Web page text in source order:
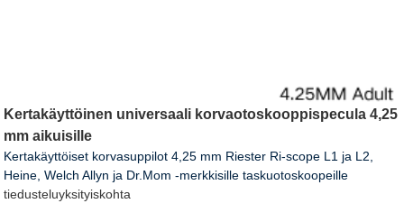
Kertakäyttöinen universaali korvaotoskooppispecula 4,25
mm aikuisille
Kertakäyttöiset korvasuppilot 4,25 mm Riester Ri-scope L1 ja L2,
Heine, Welch Allyn ja Dr.Mom -merkkisille taskuotoskoopeille
tiedusteluyksityiskohta